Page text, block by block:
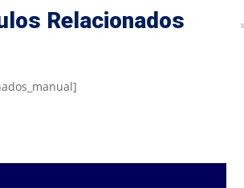
Relacionados